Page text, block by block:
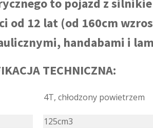
to pojazd z
12 lat (od 160cm
handabami i
TECHNICZNA:
4T, chłodzony powietrzem
125cm3